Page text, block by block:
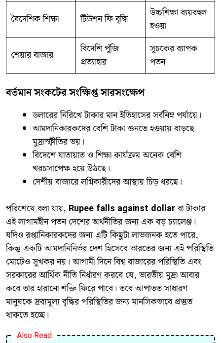
বৈদেশিক শিক্ষা টিউশন ফি বৃদ্ধি
উচ্চশিক্ষা ব্যয়বহুল
হওয়া
শেয়ার বাজার
বিদেশি পুঁজি
প্রত্যাহার
সূচকের ব্যাপক
পতন
বর্তমান সংকটের সংক্ষিপ্ত সারসংক্ষেপ
ডলারের নিরিখে টাকার মান ইতিহাসের সর্বনিম্ন পর্যায়ে।
আমদানিকারকদের বেশি টাকা গুনতে হওয়ায় বাড়ছে
মুদ্রাস্ফীতির ভয়।
বিদেশে যাতায়াত ও শিক্ষা কার্যক্রম অনেক বেশি
খরচসাপেক্ষ হয়ে উঠছে।
দেশীয় বাজারে লগ্নিকারীদের আস্থায় চিড় ধরছে।
পরিশেষে বলা যায়, Rupee falls against dollarবা টাকার
এই লাগামহীন পতন দেশের অর্থনীতির জন্য এক বড় চ্যালেঞ্জ।
যদিও রপ্তানিকারকদের জন্য এটি কিছুটা লাভজনক হতে পারে,
কিন্তু একটি আমদানিনির্ভর দেশ হিসেবে ভারতের জন্য এই পরিস্থিতি
মোটেও সুখকর নয়। আগামী দিনে বিশ্ব বাজারের পরিস্থিতি এবং
সরকারের আর্থিক নীতি নির্ধারণ করবে যে, ভারতীয় মুদ্রা আবার
কবে তার হারানো শক্তি ফিরে পাবে। তবে আপাতত সাধারণ
মানুষকে দ্রব্যমূল্য বৃদ্ধির পরিস্থিতির জন্য মানসিকভাবে প্রস্তুত
থাকতে হচ্ছে।
Also Read